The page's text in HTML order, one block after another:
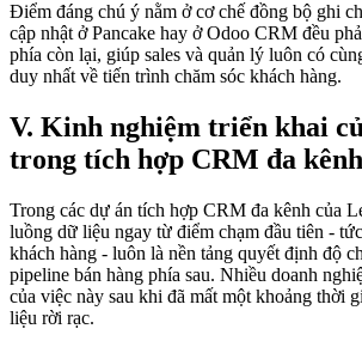
Điểm đáng chú ý nằm ở cơ chế đồng bộ ghi
cập nhật ở Pancake hay ở Odoo CRM đều
phía còn lại, giúp sales và quản lý luôn có
duy nhất về tiến trình chăm sóc khách hàng.
V. Kinh nghiệm triển khai
trong tích hợp CRM đa kênh
Trong các dự án tích hợp CRM đa kênh của
luồng dữ liệu ngay từ điểm chạm đầu tiên -
khách hàng - luôn là nền tảng quyết định độ
pipeline bán hàng phía sau. Nhiều doanh
của việc này sau khi đã mất một khoảng thời
liệu rời rạc.